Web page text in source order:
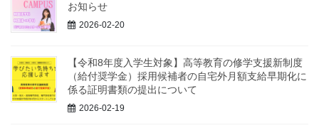
お知らせ
2026-02-20
【令和8年度入学生対象】高等教育の修学支援新制度
（給付奨学金）採用候補者の自宅外月額支給早期化に
係る証明書類の提出について
2026-02-19